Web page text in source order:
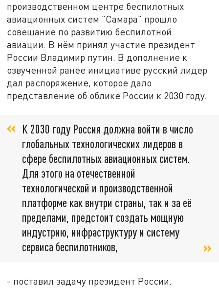
производственном центре беспилотных
авиационных систем "Самара" прошло
совещание по развитию беспилотной
авиации. В нём принял участие президент
России Владимир путин. В дополнение к
озвученной ранее инициативе русский лидер
дал распоряжение, которое дало
представление об облике России к 2030 году.
К 2030 году Россия должна войти в число
глобальных технологических лидеров в
сфере беспилотных авиационных систем.
Для этого на отечественной
технологической и производственной
платформе как внутри страны, так и за её
пределами, предстоит создать мощную
индустрию, инфраструктуру и систему
сервиса беспилотников,
- поставил задачу президент России.